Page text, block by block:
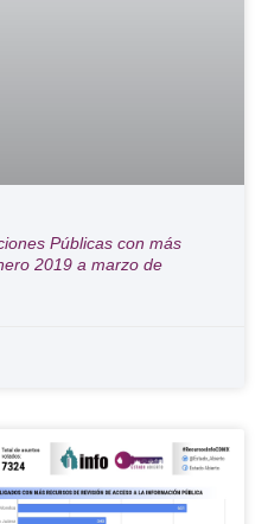
Públicas con más
2019 a marzo de